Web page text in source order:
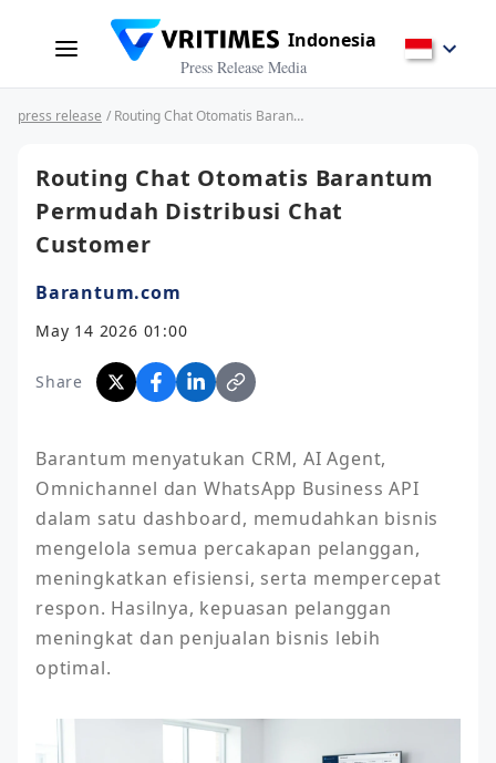
Indonesia
Press Release Media
press release / Routing Chat Otomatis Barantum Permudah Distribusi Chat Customer
Routing Chat Otomatis Barantum
Permudah Distribusi Chat
Customer
Barantum.com
May 14 2026 01:00
Share
Barantum menyatukan CRM, AI Agent,
Omnichannel dan WhatsApp Business API
dalam satu dashboard, memudahkan bisnis
mengelola semua percakapan pelanggan,
meningkatkan efisiensi, serta mempercepat
respon. Hasilnya, kepuasan pelanggan
meningkat dan penjualan bisnis lebih
optimal.